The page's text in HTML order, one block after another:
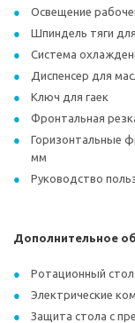
Освещение
Шпиндель тяги
Система
Диспенсер для
Ключ для гаек
Фронтальная
Горизонтальные
мм
Руководство
Дополнительное
Ротационный стол
Электрические
Защита стола с